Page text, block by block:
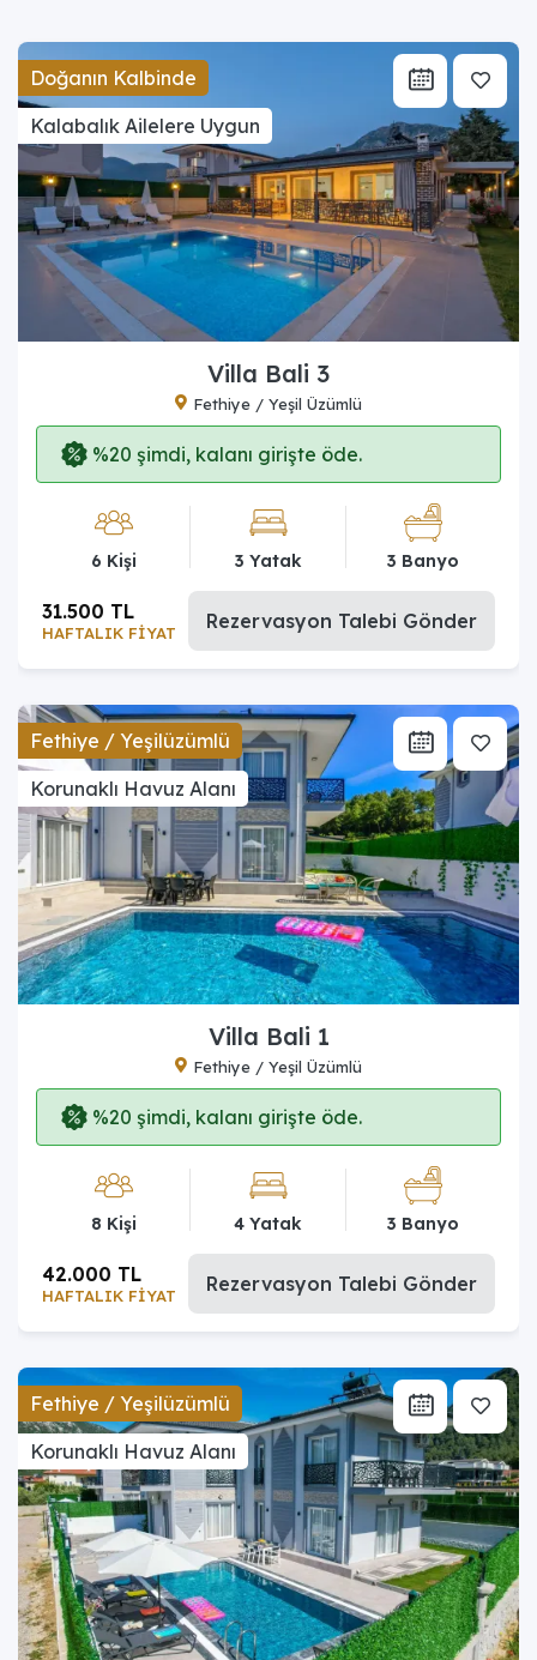
Doğanın Kalbinde
Kalabalık Ailelere Uygun
Villa Bali 3
Fethiye / Yeşil Üzümlü
%20 şimdi, kalanı girişte öde.
6 Kişi 3 Yatak 3 Banyo
HAFTALIK FİYAT
31.500 TL Rezervasyon Talebi Gönder
Fethiye / Yeşilüzümlü
Korunaklı Havuz Alanı
Villa Bali 1
Fethiye / Yeşil Üzümlü
%20 şimdi, kalanı girişte öde.
8 Kişi 4 Yatak 3 Banyo
HAFTALIK FİYAT
42.000 TL Rezervasyon Talebi Gönder
Fethiye / Yeşilüzümlü
Korunaklı Havuz Alanı